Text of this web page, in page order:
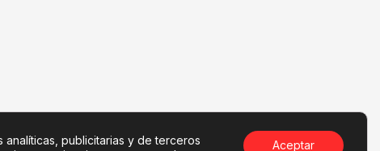
analíticas, publicitarias y de terceros
Aceptar